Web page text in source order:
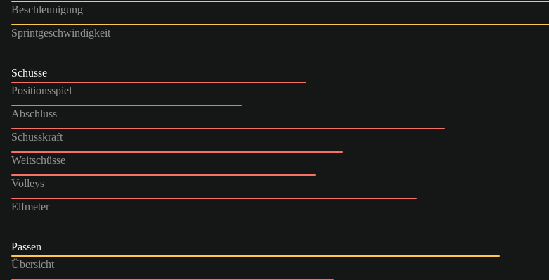
Beschleunigung
Sprintgeschwindigkeit
Schüsse
Positionsspiel
Abschluss
Schusskraft
Weitschüsse
Volleys
Elfmeter
Passen
Übersicht